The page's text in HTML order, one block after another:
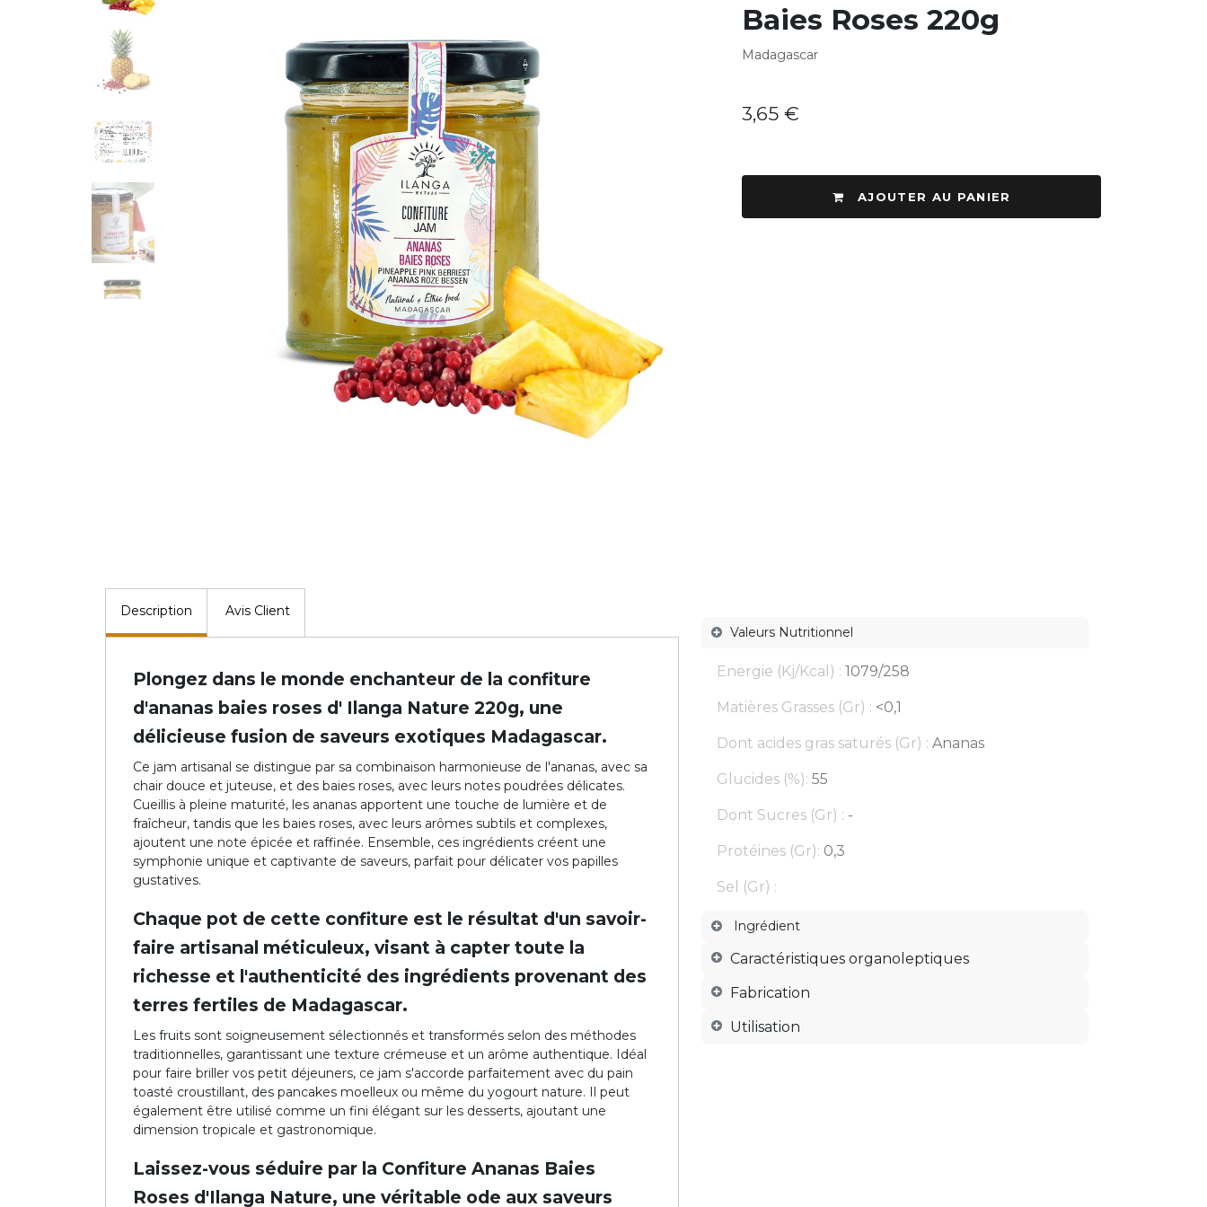
Baies Roses 220g
Madagascar
3,65 €
AJOUTER AU PANIER
Description Avis Client
Plongez dans le monde enchanteur de la confiture
d'ananas baies roses d' Ilanga Nature 220g, une
délicieuse fusion de saveurs exotiques Madagascar.
Ce jam artisanal se distingue par sa combinaison harmonieuse de l'ananas, avec sa
chair douce et juteuse, et des baies roses, avec leurs notes poudrées délicates.
Cueillis à pleine maturité, les ananas apportent une touche de lumière et de
fraîcheur, tandis que les baies roses, avec leurs arômes subtils et complexes,
ajoutent une note épicée et raffinée. Ensemble, ces ingrédients créent une
symphonie unique et captivante de saveurs, parfait pour délicater vos papilles
gustatives.
Chaque pot de cette confiture est le résultat d'un savoir-
faire artisanal méticuleux, visant à capter toute la
richesse et l'authenticité des ingrédients provenant des
terres fertiles de Madagascar.
Les fruits sont soigneusement sélectionnés et transformés selon des méthodes
traditionnelles, garantissant une texture crémeuse et un arôme authentique. Idéal
pour faire briller vos petit déjeuners, ce jam s'accorde parfaitement avec du pain
toasté croustillant, des pancakes moelleux ou même du yogourt nature. Il peut
également être utilisé comme un fini élégant sur les desserts, ajoutant une
dimension tropicale et gastronomique.
Laissez-vous séduire par la Confiture Ananas Baies
Roses d'Ilanga Nature, une véritable ode aux saveurs
Valeurs Nutritionnel
Energie (Kj/Kcal) : 1079/258
Matières Grasses (Gr) : <0,1
Dont acides gras saturés (Gr) : Ananas
Glucides (%): 55
Dont Sucres (Gr) : -
Protéines (Gr): 0,3
Sel (Gr) :
Ingrédient
Caractéristiques organoleptiques
Fabrication
Utilisation